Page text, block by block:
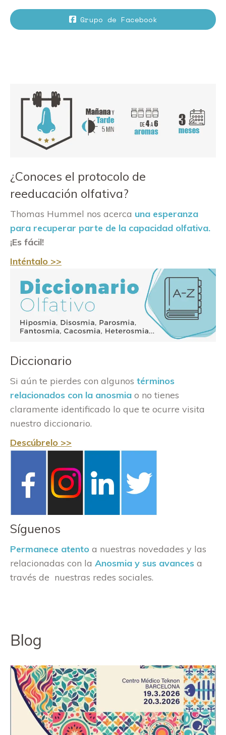
Grupo de Facebook
¿Conoces el protocolo de
reeducación olfativa?
Thomas Hummel nos acerca una esperanza
para recuperar parte de la capacidad olfativa.
¡Es fácil!
Inténtalo >>
Diccionario
Si aún te pierdes con algunos términos
relacionados con la anosmia o no tienes
claramente identificado lo que te ocurre visita
nuestro diccionario.
Descúbrelo >>
Síguenos
Permanece atento a nuestras novedades y las
relacionadas con la Anosmia y sus avances a
través de nuestras redes sociales.
Blog